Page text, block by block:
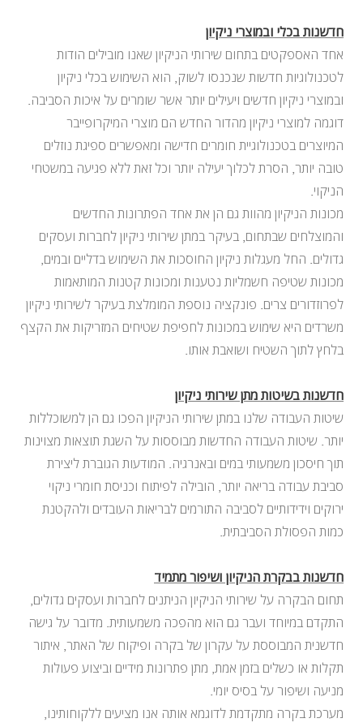
חדשנות בכלי ובמוצרי ניקיון
אחד האספקטים בתחום שירותי הניקיון שאנו מובילים הודות
לטכנולוגיות חדשות שנכנסו לשוק, הוא השימוש בכלי ניקיון
ובמוצרי ניקיון חדשים ויעילים יותר אשר שומרים על איכות הסביבה.
דוגמה למוצרי ניקיון מהדור החדש הם מוצרי המיקרופייבר
המיוצרים בטכנולוגיית חומרים חדישה ומאפשרים ספיגת נוזלים
טובה יותר, הסרת לכלוך יעילה יותר וכל זאת ללא פגיעה במשטחי
הניקוי.
מכונות הניקיון מהוות גם הן את אחד הפתרונות החדשים
והמוצלחים שבתחום, בעיקר במתן שירותי ניקיון לחברות ועסקים
גדולים. החל מעגלות ניקיון החוסכות את השימוש בדליים ובמים,
מכונות שטיפה חשמליות נטענות ומכונות קטנות המותאמות
לפרוזדורים צרים. פונקציה נוספת המומלצת בעיקר לשירותי ניקיון
משרדים היא שימוש במכונות לחפיפת שטיחים המזריקות את הקצף
בלחץ לתוך השטיח ושואבת אותו.
חדשנות בשיטות מתן שירותי ניקיון
שיטות העבודה שלנו במתן שירותי הניקיון הפכו גם הן למשוכללות
יותר. שיטות העבודה החדשות מבוססות על השגת תוצאות מצוינות
תוך חיסכון משמעותי במים ובאנרגיה. המודעות הגוברת ליצירת
סביבת עבודה בריאה יותר, הובילה לפיתוח וכניסת חומרי ניקוי
ירוקים וידידותיים לסביבה התורמים לבריאות העובדים ולהקטנת
כמות הפסולת הסביבתית.
חדשנות בבקרת הניקיון ושיפור מתמיד
תחום הבקרה על שירותי הניקיון הניתנים לחברות ועסקים גדולים,
התקדם במיוחד ועבר גם הוא מהפכה משמעותית. מדובר על גישה
חדשנית המבוססת על עקרון של בקרה ופיקוח של האתר, איתור
תקלות או כשלים בזמן אמת, מתן פתרונות מידיים וביצוע פעולות
מניעה ושיפור על בסיס יומי.
מערכת בקרה מתקדמת לדוגמא אותה אנו מציעים ללקוחותינו,